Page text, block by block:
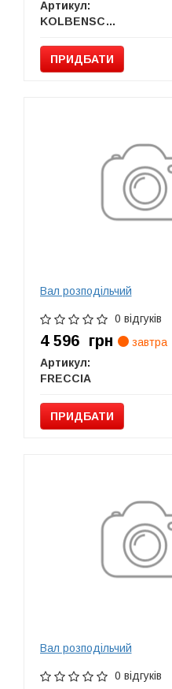
Артикул:
KOLBENSCHMIDT
ПРИДБАТИ
Вал розподільчий
0 відгуків
4 596 грн
завтра
Артикул:
FRECCIA
ПРИДБАТИ
Вал розподільчий
0 відгуків